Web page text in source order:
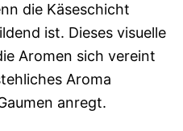
die Käseschicht
ist. Dieses visuelle
Aromen sich vereint
Aroma
anregt.